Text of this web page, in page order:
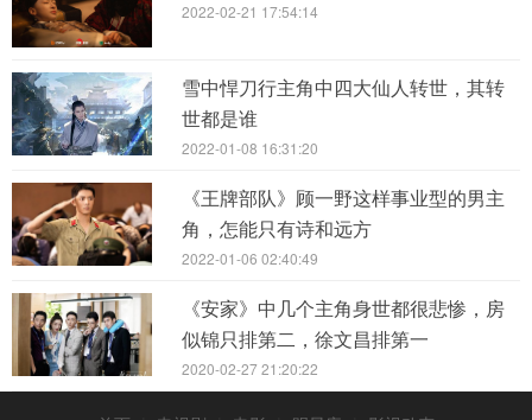
2022-02-21 17:54:14
雪中悍刀行主角中四大仙人转世，其转
世都是谁
2022-01-08 16:31:20
《王牌部队》顾一野这样事业型的男主
角，怎能只有诗和远方
2022-01-06 02:40:49
《安家》中几个主角身世都很悲惨，房
似锦只排第二，徐文昌排第一
2020-02-27 21:20:22